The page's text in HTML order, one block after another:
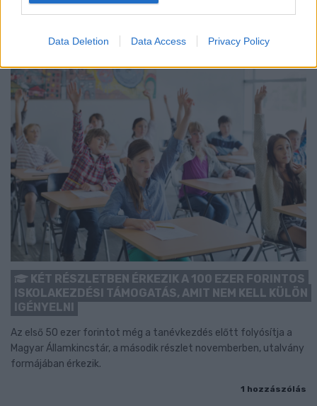
Data Deletion Data Access Privacy Policy
KÉT RÉSZLETBEN ÉRKEZIK A 100 EZER FORINTOS
ISKOLAKEZDÉSI TÁMOGATÁS, AMIT NEM KELL KÜLÖN
IGÉNYELNI
Az első 50 ezer forintot még a tanévkezdés előtt folyósítja a
Magyar Államkincstár, a második részlet novemberben, utalvány
formájában érkezik.
1 hozzászólás